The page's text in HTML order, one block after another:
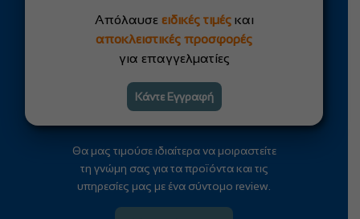
Απόλαυσε ειδικές τιμέςκαι
αποκλειστικές προσφορές
για επαγγελματίες
Κάντε Εγγραφή
Θα μας τιμούσε ιδιαίτερα να μοιραστείτε
τη γνώμη σας για τα προϊόντα και τις
υπηρεσίες μας με ένα σύντομο review.